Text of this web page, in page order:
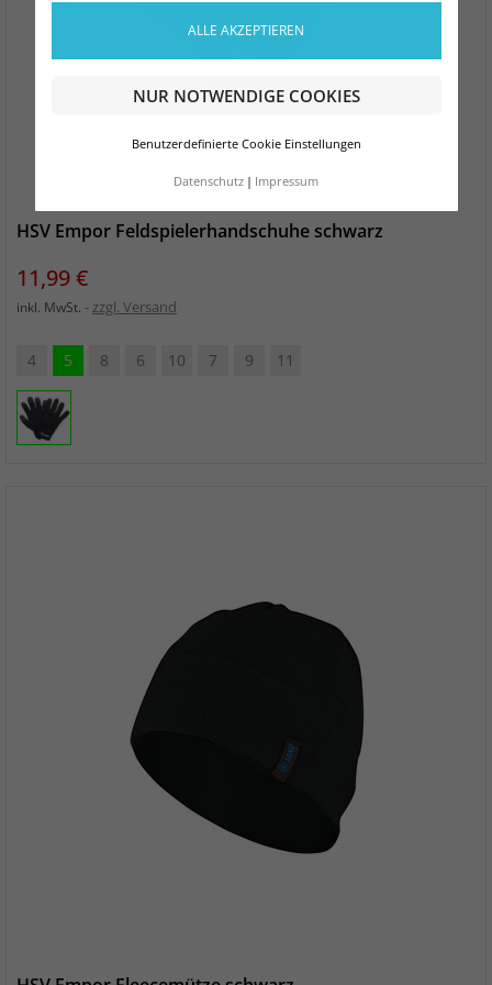
ALLE AKZEPTIEREN
NUR NOTWENDIGE COOKIES
Benutzerdefinierte Cookie Einstellungen
Datenschutz Impressum
HSV Empor Feldspielerhandschuhe schwarz
Preis
11,99 €
inkl. MwSt. zzgl. Versand
4 5 8 6 10 7 9 11